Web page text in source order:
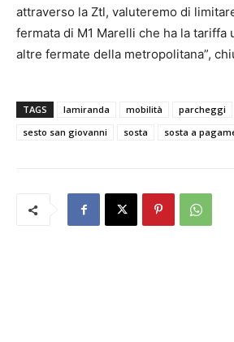
attraverso la Ztl, valuteremo di
fermata di M1 Marelli che ha la tariffa
altre fermate della metropolitana”,
TAGS lamiranda mobilità parcheggi
sesto san giovanni
sosta sosta a